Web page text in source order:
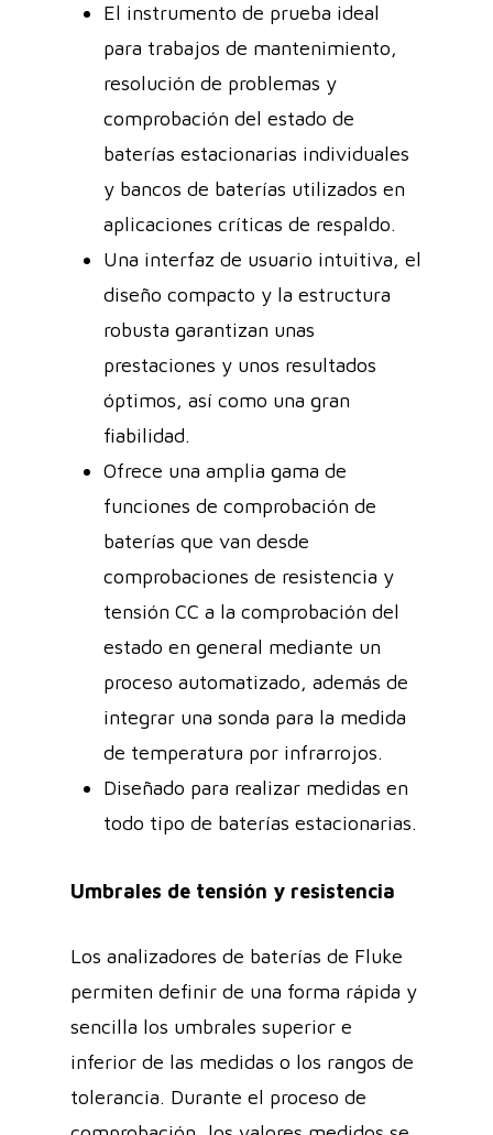
El instrumento de prueba ideal
para trabajos de mantenimiento,
resolución de problemas y
comprobación del estado de
baterías estacionarias individuales
y bancos de baterías utilizados en
aplicaciones críticas de respaldo.
Una interfaz de usuario intuitiva, el
diseño compacto y la estructura
robusta garantizan unas
prestaciones y unos resultados
óptimos, así como una gran
fiabilidad.
Ofrece una amplia gama de
funciones de comprobación de
baterías que van desde
comprobaciones de resistencia y
tensión CC a la comprobación del
estado en general mediante un
proceso automatizado, además de
integrar una sonda para la medida
de temperatura por infrarrojos.
Diseñado para realizar medidas en
todo tipo de baterías estacionarias.
Umbrales de tensión y resistencia
Los analizadores de baterías de Fluke
permiten definir de una forma rápida y
sencilla los umbrales superior e
inferior de las medidas o los rangos de
tolerancia. Durante el proceso de